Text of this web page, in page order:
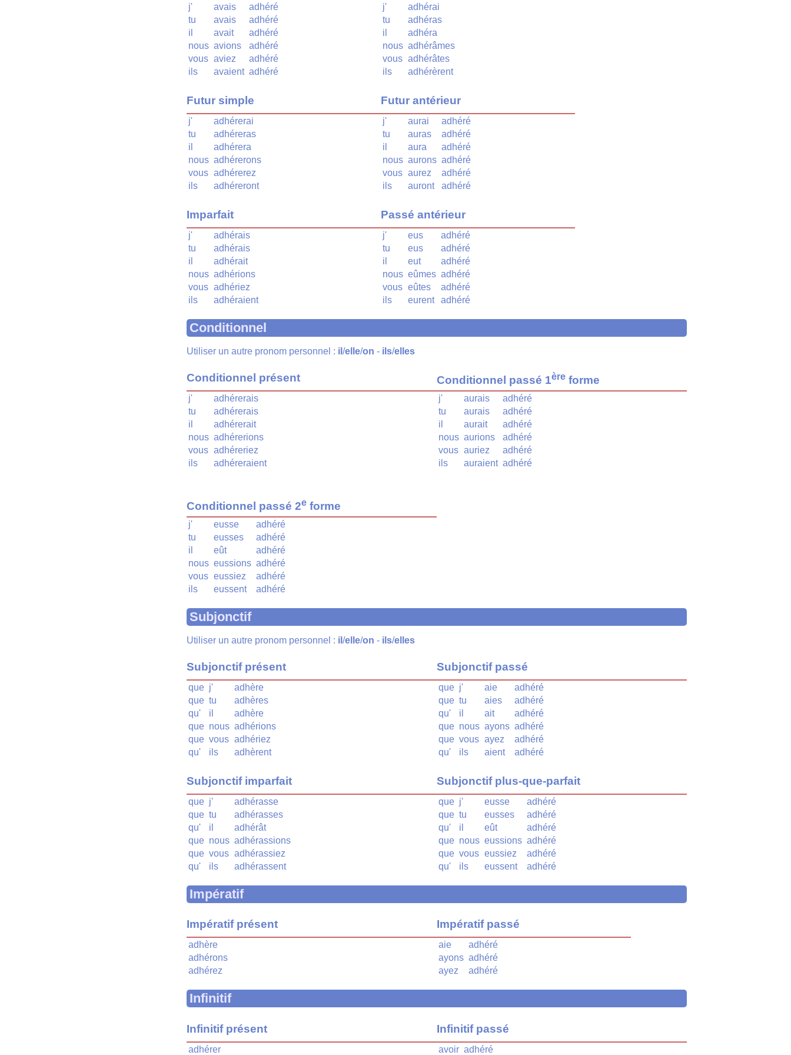
j' avais
adhéré
tu
avais
adhéré
il
avait
adhéré
nous avions
adhéré
vous aviez
adhéré
ils
avaient adhéré
Futur simple
j'
adhérerai
tu
adhéreras
il
adhérera
nous adhérerons
vous adhérerez
ils
adhéreront
Imparfait
j'
adhérais
tu
adhérais
il
adhérait
nous adhérions
vous adhériez
ils
adhéraient
j'
adhérai
tu
adhéras
il
adhéra
nous adhérâmes
vous adhérâtes
ils
adhérèrent
Futur antérieur
j' aurai
adhéré
tu
auras
adhéré
il
aura
adhéré
nous aurons adhéré
vous aurez
adhéré
ils
auront adhéré
Passé antérieur
j' eus
adhéré
tu
eus
adhéré
il
eut
adhéré
nous eûmes adhéré
vous eûtes
adhéré
ils
eurent adhéré
Conditionnel
Utiliser un autre pronom personnel : il /elle/on - ils/elles
Conditionnel présent
j'
adhérerais
tu
adhérerais
il
adhérerait
nous adhérerions
vous adhéreriez
ils
adhéreraient
Conditionnel passé 1ère forme
j' aurais
adhéré
tu
aurais
adhéré
il
aurait
adhéré
nous aurions
adhéré
vous auriez
adhéré
ils
auraient adhéré
Conditionnel passé 2e forme
j' eusse
adhéré
tu
eusses
adhéré
il
eût
adhéré
nous eussions adhéré
vous eussiez
adhéré
ils
eussent adhéré
Subjonctif
Utiliser un autre pronom personnel : il /elle/on - ils/elles
Subjonctif présent
que j'
adhère
que tu
adhères
qu'
il
adhère
que nous adhérions
que vous adhériez
qu'
ils adhèrent
Subjonctif imparfait
que j'
adhérasse
que tu
adhérasses
qu'
il
adhérât
que nous adhérassions
que vous adhérassiez
qu'
ils adhérassent
Subjonctif passé
que j' aie
adhéré
que tu aies
adhéré
qu'
il ait
adhéré
que nous ayons adhéré
que vous ayez
adhéré
qu'
ils aient adhéré
Subjonctif plus-que-parfait
que j' eusse
adhéré
que tu eusses
adhéré
qu'
il eût
adhéré
que nous eussions adhéré
que vous eussiez
adhéré
qu'
ils eussent adhéré
Impératif
Impératif présent
adhère
adhérons
adhérez
Impératif passé
aie
adhéré
ayons adhéré
ayez
adhéré
Infinitif
Infinitif présent
adhérer
Infinitif passé
avoir adhéré